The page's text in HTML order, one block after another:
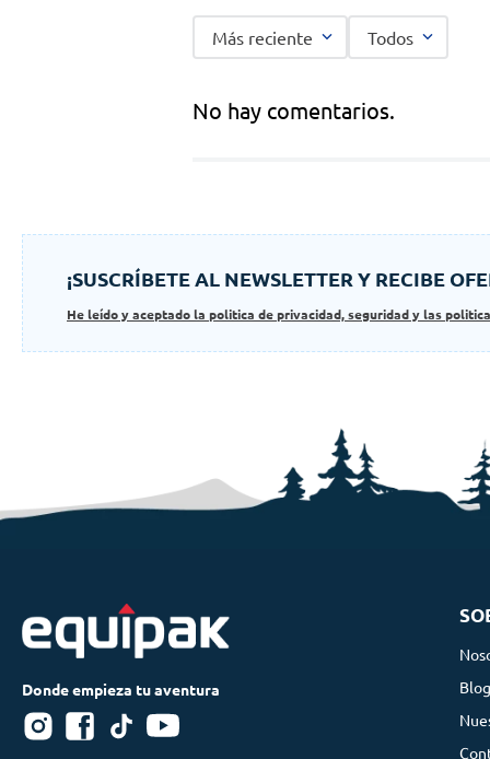
Más reciente Todos
No hay comentarios.
¡SUSCRÍBETE AL NEWSLETTER Y RECIBE
He leído y aceptado la politica de privacidad, seguridad y las
Blog